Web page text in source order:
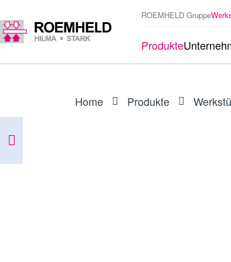
ROEMHELD Gruppe
Produkte
Home Produkte